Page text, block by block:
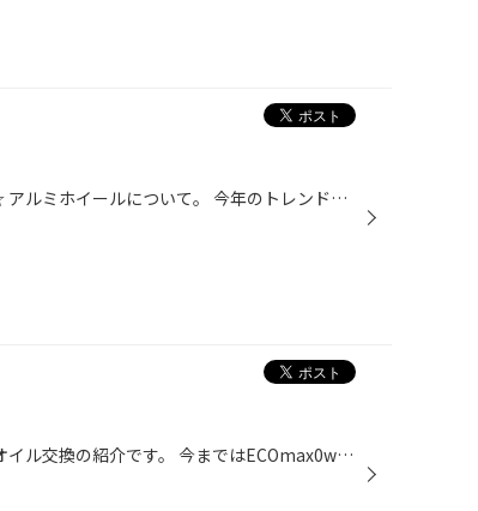
オートサロンに行って感じたことを少々☆ アルミホイールについて。 今年のトレンドは間違いなくカラフル(カラーバリエーション)なアルミホイールがキマス！ 当店にもカラフルなホイールがいっぱいあるので、ぜひ遊びに来てくださいね～(^-^ゞ
こんにちは清倉です。 今日はフリードのオイル交換の紹介です。 今まではECOmax0wー20を使っていましたが今回はECOBLASTを使いました。 すぐに加速が良くなったのが分かり燃費が良くなる理由が分かりました(^o^) 皆様も是非体感してください。